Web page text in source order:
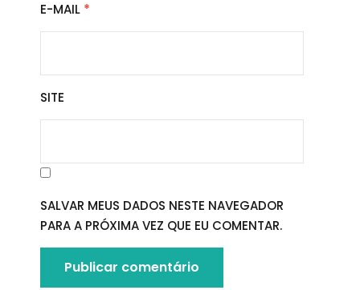
E-MAIL *
SITE
SALVAR MEUS DADOS NESTE NAVEGADOR
PARA A PRÓXIMA VEZ QUE EU COMENTAR.